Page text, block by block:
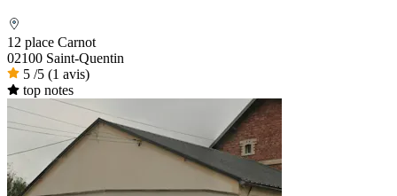
12 place Carnot
02100 Saint-Quentin
5 /5 (1 avis)
top notes